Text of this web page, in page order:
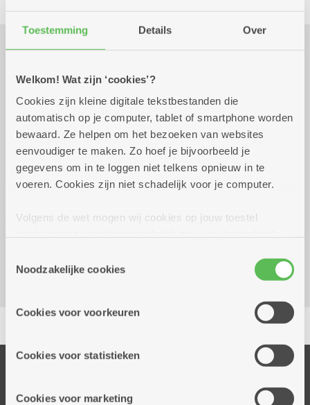
Toestemming Details Over
Welkom! Wat zijn ‘cookies’?
Cookies zijn kleine digitale tekstbestanden die
automatisch op je computer, tablet of smartphone worden
bewaard. Ze helpen om het bezoeken van websites
eenvoudiger te maken. Zo hoef je bijvoorbeeld je
gegevens om in te loggen niet telkens opnieuw in te
voeren. Cookies zijn niet schadelijk voor je computer.
Volgens de wet mogen wij cookies op jouw toestel
cookies hebben we jouw toestemming nodig. Sommige
cookies worden geplaatst door derde partijen die een
informatie over jouw (geanonimiseerd) gebruik van onze
partners kunnen deze gegevens combineren met andere
Noodzakelijke cookies
Cookies voor voorkeuren
Cookies voor statistieken
Cookies voor marketing
Praktisch
woensdag 7 oktober
2026
14.00 uur tot 16.00
uur
€ 5,30
2610 Wilrijk
Delen
Thuisdiensten